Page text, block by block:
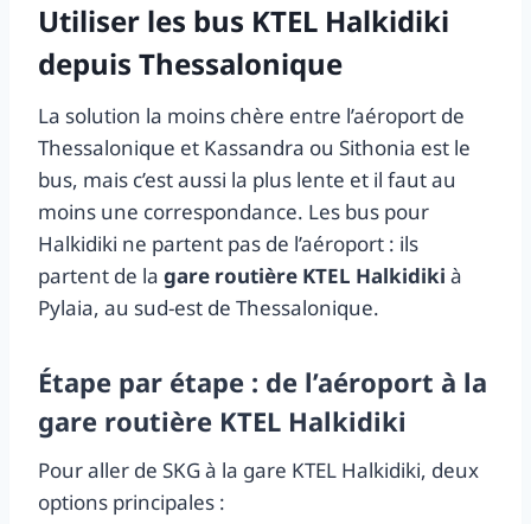
Utiliser les bus KTEL Halkidiki
depuis Thessalonique
La solution la moins chère entre l’aéroport de
Thessalonique et Kassandra ou Sithonia est le
bus, mais c’est aussi la plus lente et il faut au
moins une correspondance. Les bus pour
Halkidiki ne partent pas de l’aéroport : ils
partent de la gare routière KTEL Halkidiki à
Pylaia, au sud-est de Thessalonique.
Étape par étape : de l’aéroport à la
gare routière KTEL Halkidiki
Pour aller de SKG à la gare KTEL Halkidiki, deux
options principales :